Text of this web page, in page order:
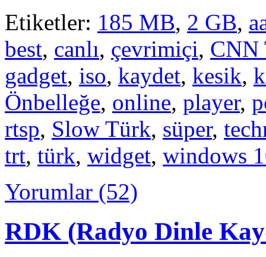
Etiketler: 185 MB, 2 GB,
best, canlı, çevrimiçi, CNN
gadget, iso, kaydet, kesik,
Önbelleğe, online, player,
rtsp, Slow Türk, süper,
trt, türk, widget, windows
Yorumlar (52)
RDK (Radyo Dinle